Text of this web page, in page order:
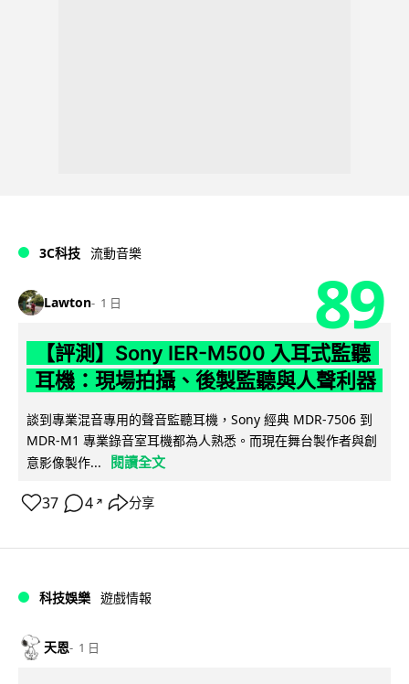
3C科技 流動音樂
Lawton 1 日 89
【評測】Sony IER-M500 入耳式監聽
耳機：現場拍攝、後製監聽與人聲利器
談到專業混音專用的聲音監聽耳機，Sony 經典 MDR-7506 到
MDR-M1 專業錄音室耳機都為人熟悉。而現在舞台製作者與創
意影像製作...
閱讀全文
37 4 ↗ 分享
科技娛樂 遊戲情報
天恩 1 日